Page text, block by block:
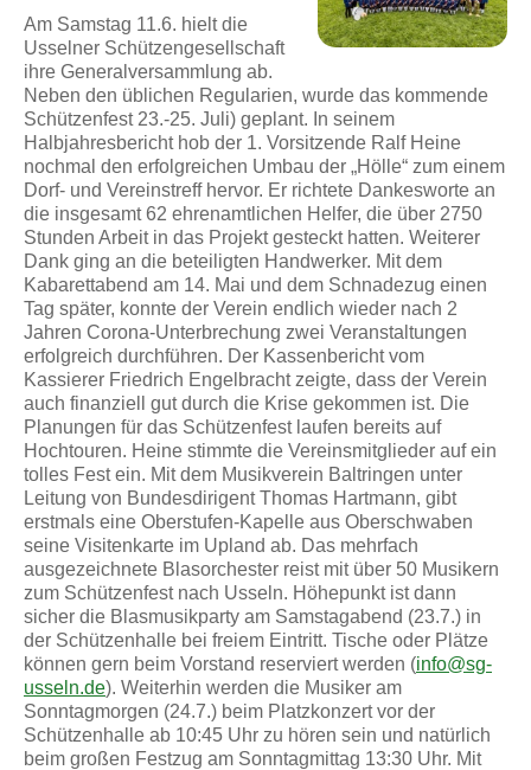
Am Samstag 11.6. hielt die
Usselner Schützengesellschaft
ihre Generalversammlung ab.
Neben den üblichen Regularien, wurde das kommende
Schützenfest 23.-25. Juli) geplant. In seinem
Halbjahresbericht hob der 1. Vorsitzende Ralf Heine
nochmal den erfolgreichen Umbau der „Hölle“ zum einem
Dorf- und Vereinstreff hervor. Er richtete Dankesworte an
die insgesamt 62 ehrenamtlichen Helfer, die über 2750
Stunden Arbeit in das Projekt gesteckt hatten. Weiterer
Dank ging an die beteiligten Handwerker. Mit dem
Kabarettabend am 14. Mai und dem Schnadezug einen
Tag später, konnte der Verein endlich wieder nach 2
Jahren Corona-Unterbrechung zwei Veranstaltungen
erfolgreich durchführen. Der Kassenbericht vom
Kassierer Friedrich Engelbracht zeigte, dass der Verein
auch finanziell gut durch die Krise gekommen ist. Die
Planungen für das Schützenfest laufen bereits auf
Hochtouren. Heine stimmte die Vereinsmitglieder auf ein
tolles Fest ein. Mit dem Musikverein Baltringen unter
Leitung von Bundesdirigent Thomas Hartmann, gibt
erstmals eine Oberstufen-Kapelle aus Oberschwaben
seine Visitenkarte im Upland ab. Das mehrfach
ausgezeichnete Blasorchester reist mit über 50 Musikern
zum Schützenfest nach Usseln. Höhepunkt ist dann
sicher die Blasmusikparty am Samstagabend (23.7.) in
der Schützenhalle bei freiem Eintritt. Tische oder Plätze
können gern beim Vorstand reserviert werden (info@sg-
usseln.de). Weiterhin werden die Musiker am
Sonntagmorgen (24.7.) beim Platzkonzert vor der
Schützenhalle ab 10:45 Uhr zu hören sein und natürlich
beim großen Festzug am Sonntagmittag 13:30 Uhr. Mit